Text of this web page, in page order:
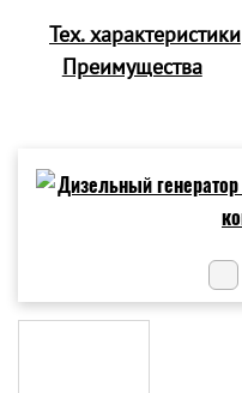
Тех. характеристики
Преимущества